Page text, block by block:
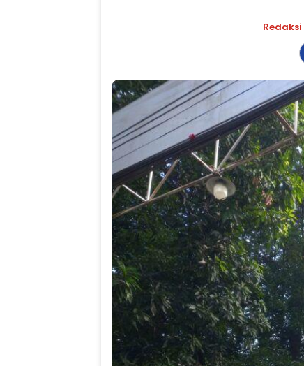
Redaksi